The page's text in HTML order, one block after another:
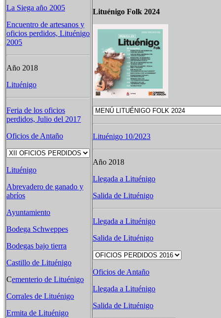
La Siega año 2005
Encuentro de artesanos y
oficios perdidos, Lituénigo
2005
Año 2018
Lituénigo
Feria de los oficios
perdidos, Julio del 2017
Oficios de Antaño
Lituénigo
Abrevadero de ganado y
abríos
Ayuntamiento
Bodega Schweppes
Bodegas bajo tierra
Castillo de Lituénigo
Cementerio de Lituénigo
Corrales de Lituénigo
Ermita de Lituénigo
Lituénigo Folk 2024
Lituénigo 10/2023
Año 2018
Llegada a Lituénigo
Salida de Lituénigo
Llegada a Lituénigo
Salida de Lituénigo
Oficios de Antaño
Llegada a Lituénigo
Salida de Lituénigo